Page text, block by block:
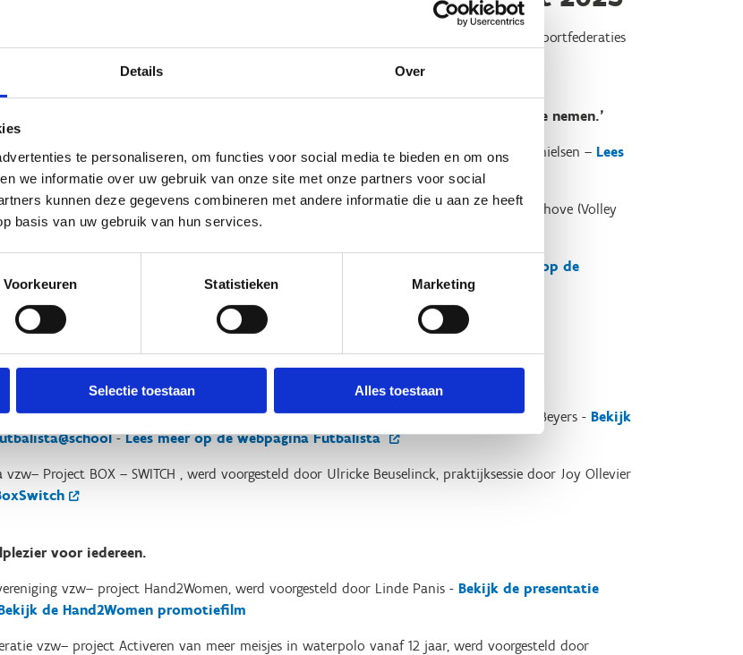
Details Over
te personaliseren, om functies voor social media te bieden en om ons
we informatie over uw gebruik van onze site met onze partners voor social
kunnen deze gegevens combineren met andere informatie die u aan ze heeft
basis van uw gebruik van hun services.
Voorkeuren Statistieken Marketing
Selectie toestaan Alles toestaan
op 12 maart 2025 in het Marie-Elisabeth Belpairegebouw in Brussel, stelden de elf sportfederaties
er zijn wel genoeg vrouwen om de rol als trainer, official of bestuurder op te nemen.’
vzw – project Equally Amazing, werd voorgesteld door Astrid Bellon en Sebastien Michielsen – Lees
vrouwen in hockey
vzw - project Empowerment Vrouwen & Volleybal, werd voorgesteld door Stijn Van Kerckhove (Volley
Willemsen (HR Project & Change Manager) -
Lees meer op de
Referee Project
stelden hun project voor aan de hand van een praktijksessie.
vzw– Futbalista Hattrick, werd voorgesteld doorNiki De Cock, praktijksessie door Evie Beyers - Bekijk
-Lees meer op de webpagina Futbalista
vzw– Project BOX – SWITCH , werd voorgesteld door Ulricke Beuselinck, praktijksessie door Joy Ollevier
voor iedereen.
vzw– project Hand2Women, werd voorgesteld door Linde Panis - Bekijk de presentatie
de Hand2Women promotiefilm
vzw– project Activeren van meer meisjes in waterpolo vanaf 12 jaar, werd voorgesteld door